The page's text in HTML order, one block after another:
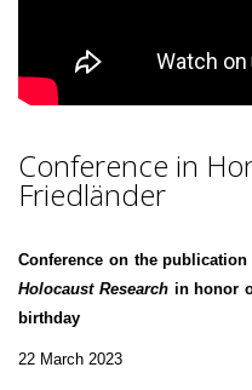
Conference in
Friedländer
Conference on the
Holocaust Researchin honor
birthday
22 March 2023